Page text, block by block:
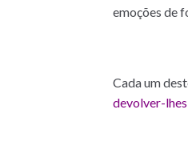
emoções de
Cada um
devolver-